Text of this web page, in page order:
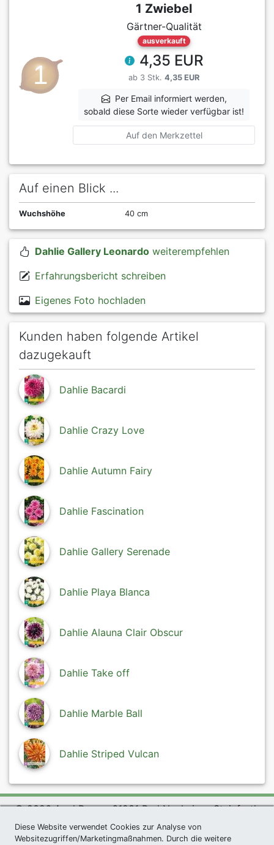
1 Zwiebel
Gärtner-Qualität
ausverkauft
4,35 EUR
ab 3 Stk. 4,35 EUR
Per Email informiert werden,
sobald diese Sorte wieder verfügbar ist!
Auf den Merkzettel
Auf einen Blick ...
Wuchshöhe 40 cm
Dahlie Gallery Leonardoweiterempfehlen
Erfahrungsbericht schreiben
Eigenes Foto hochladen
Kunden haben folgende Artikel
dazugekauft
Dahlie Bacardi
Dahlie Crazy Love
Dahlie Autumn Fairy
Dahlie Fascination
Dahlie Gallery Serenade
Dahlie Playa Blanca
Dahlie Alauna Clair Obscur
Dahlie Take off
Dahlie Marble Ball
Dahlie Striped Vulcan
© 2026 Agel Rosen, 61231 Bad Nauheim - Steinfurth
exklusives Präsent *|Agel Rosen Wiki
Diese Website verwendet Cookies zur Analyse von
Websitezugriffen/Marketingmaßnahmen. Durch die weitere